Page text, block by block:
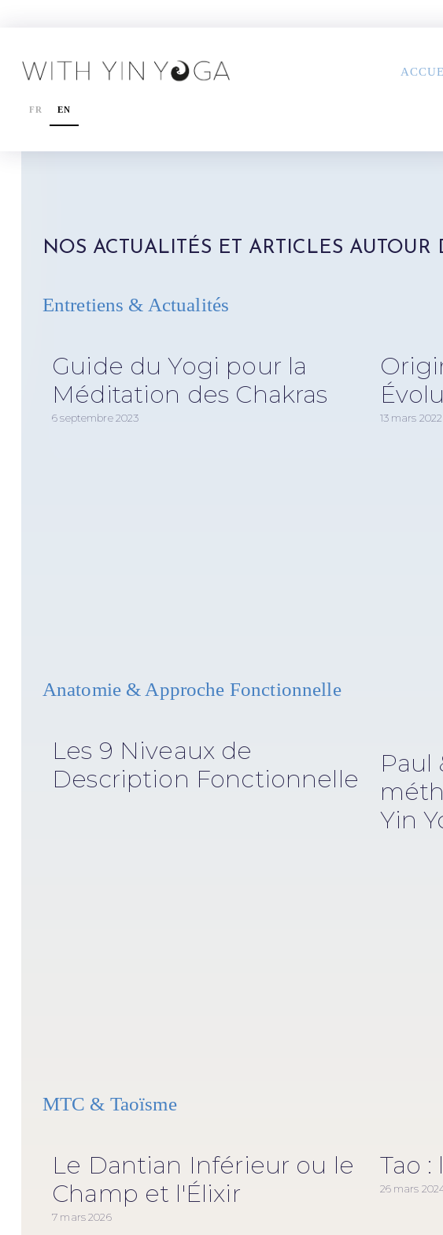
FR EN
NOS ACTUALITÉS ET ARTICLES
Anatomie & Approche Fonctionnelle
Les 9 Niveaux de
Description Fonctionnelle
Paul
Yin
Entretiens & Actualités
Guide du Yogi pour la
Méditation des Chakras
6 septembre 2023 13 mars 2022
MTC & Taoïsme
Le Dantian Inférieur ou le
Champ et l'Élixir
7 mars 2026
Tao
26 mars